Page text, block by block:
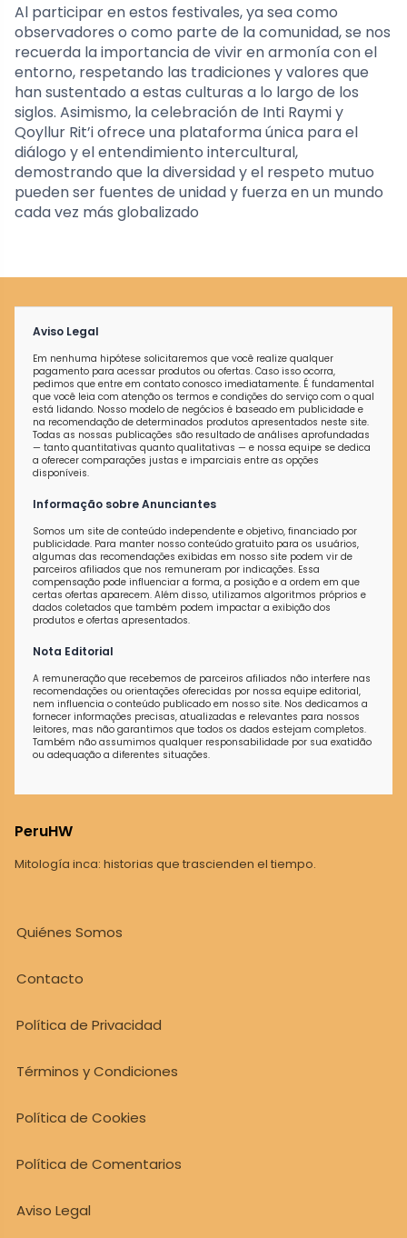
Al participar en estos festivales, ya sea como
observadores o como parte de la comunidad, se nos
recuerda la importancia de vivir en armonía con el
entorno, respetando las tradiciones y valores que
han sustentado a estas culturas a lo largo de los
siglos. Asimismo, la celebración de Inti Raymi y
Qoyllur Rit’i ofrece una plataforma única para el
diálogo y el entendimiento intercultural,
demostrando que la diversidad y el respeto mutuo
pueden ser fuentes de unidad y fuerza en un mundo
cada vez más globalizado
Aviso Legal
Em nenhuma hipótese solicitaremos que você realize qualquer
pagamento para acessar produtos ou ofertas. Caso isso ocorra,
pedimos que entre em contato conosco imediatamente. É fundamental
que você leia com atenção os termos e condições do serviço com o qual
está lidando. Nosso modelo de negócios é baseado em publicidade e
na recomendação de determinados produtos apresentados neste site.
Todas as nossas publicações são resultado de análises aprofundadas
— tanto quantitativas quanto qualitativas — e nossa equipe se dedica
a oferecer comparações justas e imparciais entre as opções
disponíveis.
Informação sobre Anunciantes
Somos um site de conteúdo independente e objetivo, financiado por
publicidade. Para manter nosso conteúdo gratuito para os usuários,
algumas das recomendações exibidas em nosso site podem vir de
parceiros afiliados que nos remuneram por indicações. Essa
compensação pode influenciar a forma, a posição e a ordem em que
certas ofertas aparecem. Além disso, utilizamos algoritmos próprios e
dados coletados que também podem impactar a exibição dos
produtos e ofertas apresentados.
Nota Editorial
A remuneração que recebemos de parceiros afiliados não interfere nas
recomendações ou orientações oferecidas por nossa equipe editorial,
nem influencia o conteúdo publicado em nosso site. Nos dedicamos a
fornecer informações precisas, atualizadas e relevantes para nossos
leitores, mas não garantimos que todos os dados estejam completos.
Também não assumimos qualquer responsabilidade por sua exatidão
ou adequação a diferentes situações.
PeruHW
Mitología inca: historias que trascienden el tiempo.
Quiénes Somos
Contacto
Política de Privacidad
Términos y Condiciones
Política de Cookies
Política de Comentarios
Aviso Legal